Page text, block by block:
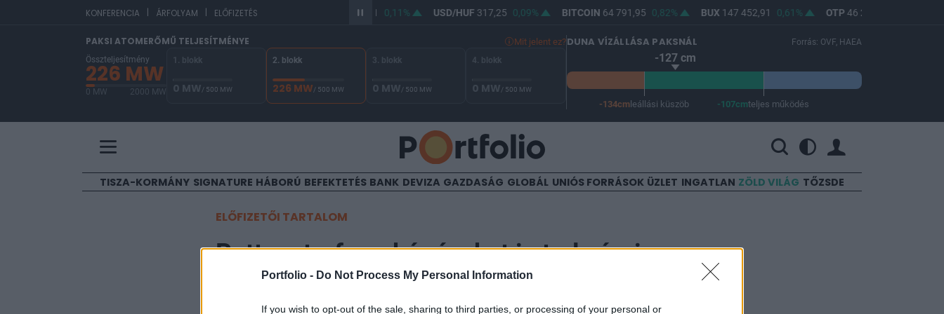
Portfolio - Do Not Process My Personal Information
If you wish to opt-out of the sale, sharing to third parties, or processing of your personal or
KONFERENCIA | ÁRFOLYAM | ELŐFIZETÉS 365,81 0,11% USD/HUF317,25 0,09% BITCOIN 64 791,95 0,82% BUX147 452,91 0,61% OTP 46 270
PAKSI ATOMERŐMŰ TELJESÍTMÉNYE Mit jelent ez?
Összteljesítmény
226 MW
0 MW 2000 MW
1. blokk
0 MW/ 500 MW
2. blokk
226 MW/ 500 MW
3. blokk
0 MW/ 500 MW
4. blokk
0 MW/ 500 MW
DUNA VÍZÁLLÁSA PAKSNÁL Forrás: OVF, HAEA
-127 cm
-134cm leállási küszöb -107cmteljes működés
TISZA-KORMÁNY SIGNATURE HÁBORÚ BEFEKTETÉS BANK DEVIZA GAZDASÁG GLOBÁL UNIÓS FORRÁSOK ÜZLET INGATLAN ZÖLD VILÁG TŐZSDE
ELŐFIZETŐI TARTALOM
Ruttenstorfer: akár éveket is tud várni az
OMV